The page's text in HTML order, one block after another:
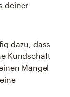
deiner
dazu, dass
Kundschaft
Mangel